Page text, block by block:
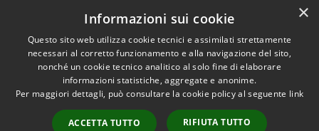
Dichiarazione di accessibilità
Accessibilità
Copyright © 2026 • Comune di
Spoleto • Powered by
Municipium•
Accesso
×
Informazioni sui cookie
Questo sito web utilizza cookie tecnici e assimilati strettamente
necessari al corretto funzionamento e alla navigazione del sito,
nonché un cookie tecnico analitico al solo fine di elaborare
informazioni statistiche, aggregate e anonime.
Per maggiori dettagli, può consultare la cookie policy al seguente link
ACCETTA TUTTO RIFIUTA TUTTO